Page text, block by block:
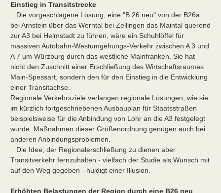
Einstieg in Transitstrecke
Die vorgeschlagene Lösung, eine "B 26 neu" von der B26a
bei Arnstein über das Werntal bei Zellingen das Maintal querend
zur A3 bei Helmstadt zu führen, wäre ein Schuhlöffel für
massiven Autobahn-Westumgehungs-Verkehr zwischen A 3 und
A 7 um Würzburg durch das westliche Mainfranken. Sie hat
nicht den Zuschnitt einer Erschließung des Wirtschaftsraumes
Main-Spessart, sondern den für den Einstieg in die Entwicklung
einer Transitachse.
Regionale Verkehrsziele verlangen regionale Lösungen, wie sie
im kürzlich fortgeschriebenen Ausbauplan für Staatsstraßen
beispielsweise für die Anbindung von Lohr an die A3 festgelegt
wurde. Maßnahmen dieser Größenordnung genügen auch bei
anderen Anbindungsproblemen.
Die Idee, der Regionalerschließung zu dienen aber
Transitverkehr fernzuhalten - vielfach der Studie als Wunsch mit
auf den Weg gegeben - huldigt einer Illusion.
Erhöhten Belastungen der Region durch eine B26 neu